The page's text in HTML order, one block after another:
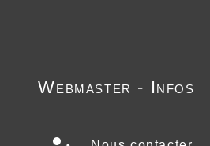
Webmaster - Infos